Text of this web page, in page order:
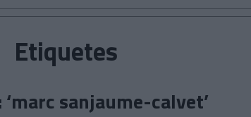
Etiquetes
sanjaume-calvet’